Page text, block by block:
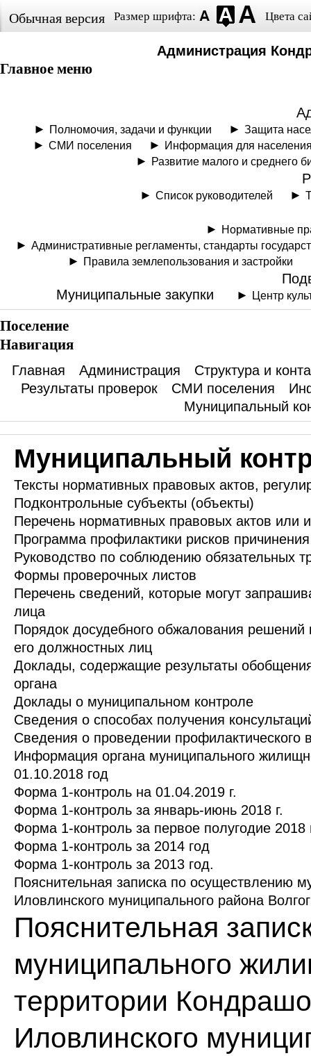
Обычная версия Размер шрифта: Цвета
Администрация
Главное меню
Полномочия, задачи и функции
Защита
СМИ поселения
Информация для
Развитие малого и среднего
Список руководителей
Нормативные
Административные регламенты, стандарты
Правила землепользования и застройки
Муниципальные закупки Центр
Поселение
Навигация
Главная Администрация
Структура и
Результаты проверок
СМИ поселения
Муниципальный
Муниципальный
Тексты нормативных правовых актов,
Подконтрольные субъекты (объекты)
Перечень нормативных правовых актов или
Программа профилактики рисков
Руководство по соблюдению обязательных
Формы проверочных листов
Перечень сведений, которые могут
лица
Порядок досудебного обжалования решений
его должностных лиц
Доклады, содержащие результаты
органа
Доклады о муниципальном контроле
Сведения о способах получения
Сведения о проведении профилактического
Информация органа муниципального
01.10.2018 год
Форма 1-контроль на 01.04.2019 г.
Форма 1-контроль за январь-июнь 2018 г.
Форма 1-контроль за первое полугодие 2018
Форма 1-контроль за 2014 год
Форма 1-контроль за 2013 год.
Пояснительная записка по осуществлению
Иловлинского муниципального района
Пояснительная
муниципального
территории
Иловлинского